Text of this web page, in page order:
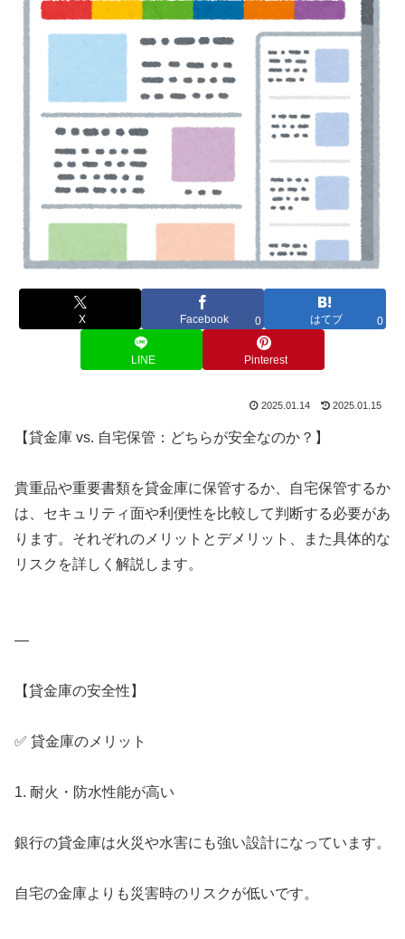
X Facebook 0 はてブ 0
LINE Pinterest
2025.01.14 2025.01.15
【貸金庫 vs. 自宅保管：どちらが安全なのか？】
貴重品や重要書類を貸金庫に保管するか、自宅保管するか
は、セキュリティ面や利便性を比較して判断する必要があ
ります。それぞれのメリットとデメリット、また具体的な
リスクを詳しく解説します。
—
【貸金庫の安全性】
✅ 貸金庫のメリット
1. 耐火・防水性能が高い
銀行の貸金庫は火災や水害にも強い設計になっています。
自宅の金庫よりも災害時のリスクが低いです。